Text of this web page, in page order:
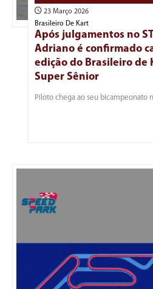
23 Março 2026
Brasileiro De Kart
Após julgamentos no
Adriano é confirmado
edição do Brasileiro de
Super Sênior
Piloto chega ao seu bicampeonato